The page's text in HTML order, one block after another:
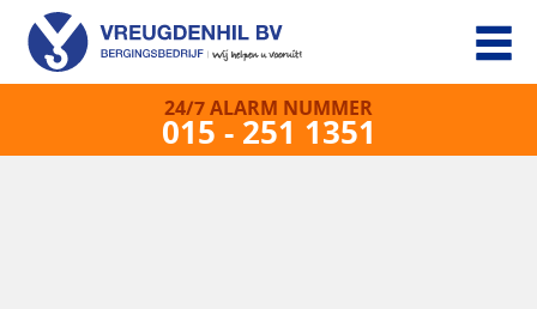
24/7 ALARM NUMMER
015 - 251 1351